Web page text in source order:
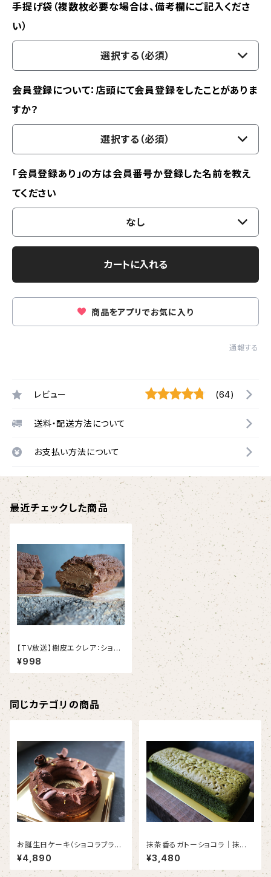
手提げ袋（複数枚必要な場合は、備考欄にご記入くださ
い）
選択する（必須）
会員登録について：店頭にて会員登録をしたことがありま
すか？
選択する（必須）
「会員登録あり」の方は会員番号か登録した名前を教え
てください
なし
カートに入れる
商品をアプリでお気に入り
通報する
レビュー (64)
送料・配送方法について
お支払い方法について
最近チェックした商品
【TV放送】樹皮エクレア：ショコ
ラブラウンVer.2｜唯一無二のチ
ョコレートエクレア〈1本入り〉
¥998
同じカテゴリの商品
お誕生日ケーキ（ショコラブラウ
ン）｜樹冠（じゅかん）直径15㎝
〈約4～５名様〉
¥4,890
抹茶香るガトーショコラ｜抹茶×
グリーンレモン （1本入り）＜初
夏限定＞＜２０本限定＞＜６月
３日以降発送＞
¥3,480